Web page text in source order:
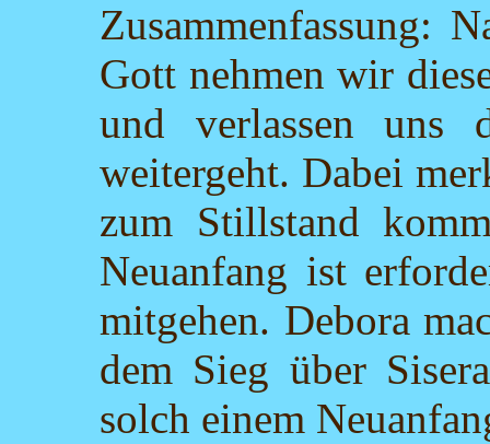
Zusammenfassung:
Gott nehmen wir
und verlassen uns
weitergeht. Dabei
zum Stillstand
Neuanfang ist
mitgehen. Debora
dem Sieg über
solch einem